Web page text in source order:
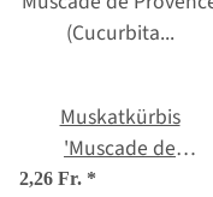
Muskatkürbis
'Muscade de
Provence' (Cucurbita
2,26 Fr. *